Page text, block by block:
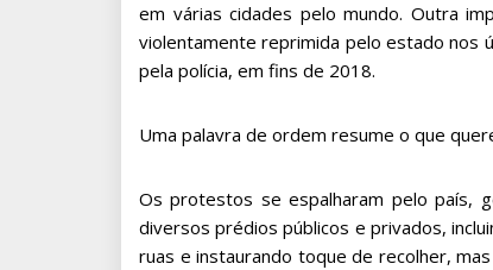
em várias cidades pelo mundo. Outra
violentamente reprimida pelo estado nos
pela polícia, em fins de 2018.
Uma palavra de ordem resume o que
Os protestos se espalharam pelo país,
diversos prédios públicos e privados,
ruas e instaurando toque de recolher,